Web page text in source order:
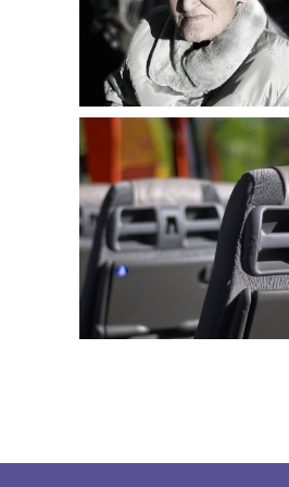
Plan de euskera de
HAZI
HAZI
Plan de euskera de
Biharko